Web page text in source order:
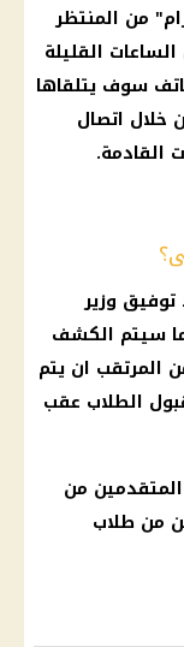
من المنتظر
كلية الشرطة 2025 خلال الساعات القليلة
سوف يتلقاها
خلال اتصال
القادمة.
وزير
سيتم الكشف
نتيجة كلية الشرطة 2025 ومن المرتقب ان يتم
الطلاب عقب
الشرطة 2025 لطلاب المتقدمين من
من طلاب